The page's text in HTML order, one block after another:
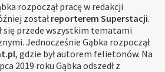
rozpoczął pracę w redakcji
zostałreporterem Superstacji.
się przede wszystkim tematami
Jednocześnie Gąbka rozpoczął
, gdzie był autorem felietonów. Na
2019 roku Gąbka odszedł z